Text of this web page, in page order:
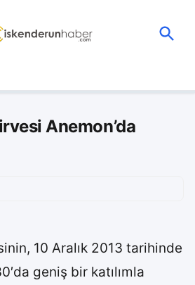
Anemon’da
10 Aralık 2013 tarihinde
geniş bir katılımla